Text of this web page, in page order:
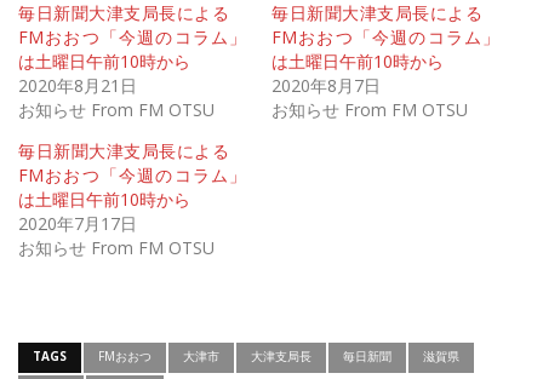
毎日新聞大津支局長による
FMおおつ「今週のコラム」
は土曜日午前10時から
2020年8月21日
お知らせ From FM OTSU
毎日新聞大津支局長による
FMおおつ「今週のコラム」
は土曜日午前10時から
2020年8月7日
お知らせ From FM OTSU
毎日新聞大津支局長による
FMおおつ「今週のコラム」
は土曜日午前10時から
2020年7月17日
お知らせ From FM OTSU
TAGS FMおおつ 大津市 大津支局長 毎日新聞
滋賀県